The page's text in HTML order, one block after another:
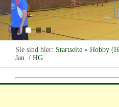
Sie sind hier: Startseite » Hobby
Jan. / HG